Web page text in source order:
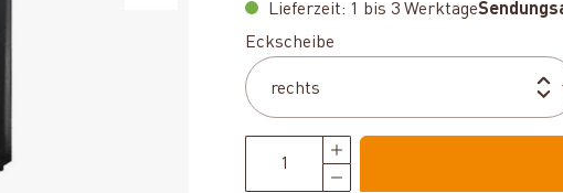
Lieferzeit: 1 bis 3 Werktage
Eckscheibe